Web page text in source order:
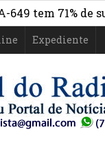
71% de sua
Expediente